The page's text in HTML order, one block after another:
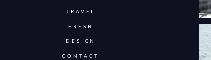
TRAVEL
FRESH
DESIGN
CONTACT